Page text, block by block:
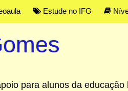
Estude no IFG
para alunos da